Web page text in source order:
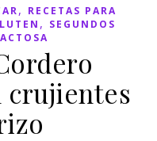
, RECETAS PARA
, SEGUNDOS
crujientes